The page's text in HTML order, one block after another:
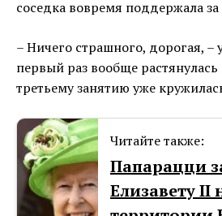
соседка вовремя поддержала за
– Ничего страшного, дорогая, –
первый раз вообще растянулась
третьему занятию уже
Читайте также:
Папарацци
Елизавету II